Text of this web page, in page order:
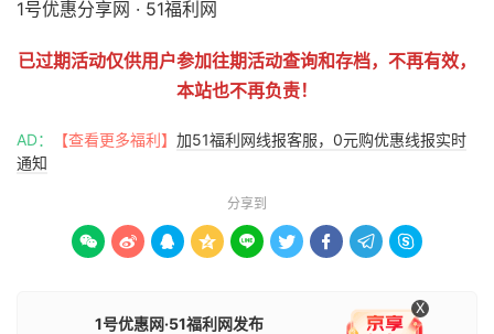
已过期活动仅供用户参加往期活动查询和存档，不再有效，
本站也不再负责！
AD： 【查看更多福利】 加51福利网线报客服，0元购优惠线报实时
通知
分享到
        
1号优惠网·51福利网发布
X